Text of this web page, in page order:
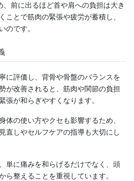
前に出るほど首や肩への負担は大き
ことで筋肉の緊張や疲労が蓄積し、
のです。
に評価し、背骨や骨盤のバランスを
が改善されると、筋肉や関節の負担
張が和らぎやすくなります。
体の使い方やクセも影響するため、
直しやセルフケアの指導も大切にし
単に痛みを和らげるだけでなく、頭
ら整えることを重視しています。